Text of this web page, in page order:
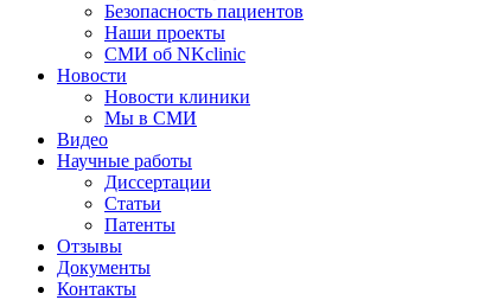
Безопасность пациентов
Наши проекты
СМИ об NKclinic
Новости
Новости клиники
Мы в СМИ
Видео
Научные работы
Диссертации
Статьи
Патенты
Отзывы
Документы
Контакты